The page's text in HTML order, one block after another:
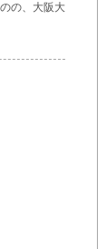
の、大阪大